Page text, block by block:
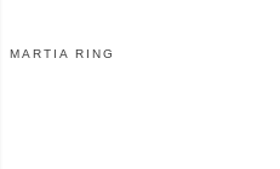
MARTIA RING